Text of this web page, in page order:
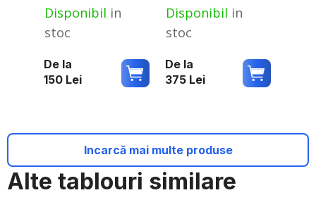
Alte tablouri similare
Disponibil in
stoc
De la
150 Lei
Disponibil in
stoc
De la
375 Lei
Incarcă mai multe produse